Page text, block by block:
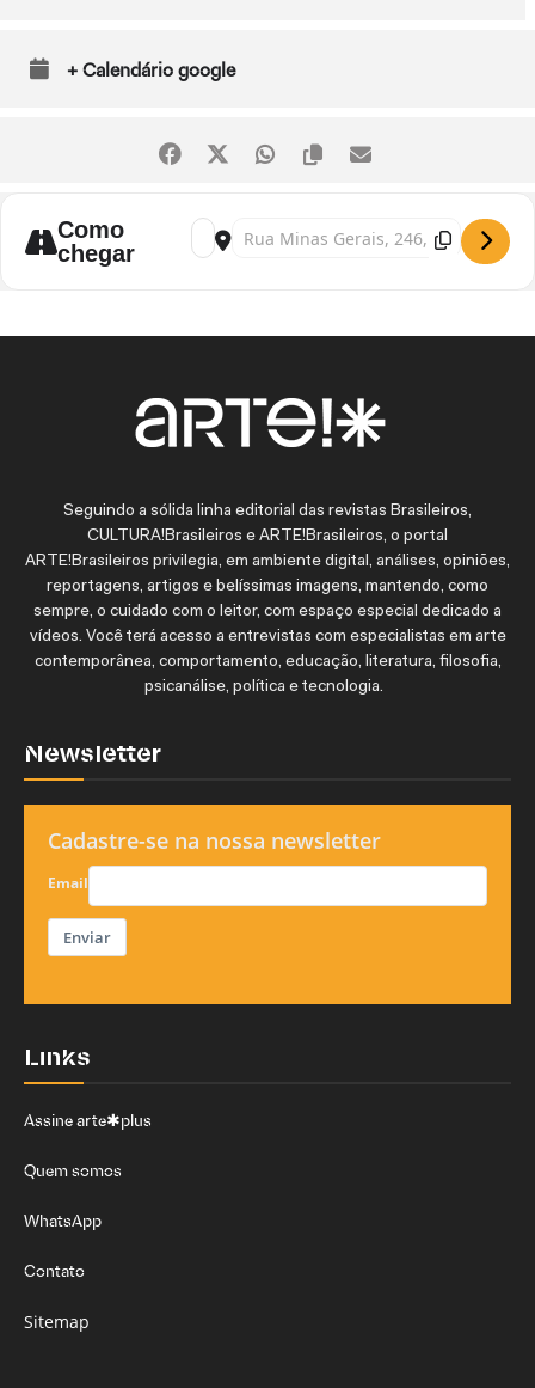
+ Calendário google
Como
chegar
Address - [M9C6Hmhon] Exposição
Destination Address - [xwgAqajqf]
Seguindo a sólida linha editorial das revistas Brasileiros,
CULTURA!Brasileiros e ARTE!Brasileiros, o portal
ARTE!Brasileiros privilegia, em ambiente digital, análises, opiniões,
reportagens, artigos e belíssimas imagens, mantendo, como
sempre, o cuidado com o leitor, com espaço especial dedicado a
vídeos. Você terá acesso a entrevistas com especialistas em arte
contemporânea, comportamento, educação, literatura, filosofia,
psicanálise, política e tecnologia.
Newsletter
Cadastre-se na nossa newsletter
Email
Enviar
Links
Assine arte✱plus
Quem somos
WhatsApp
Contato
Sitemap